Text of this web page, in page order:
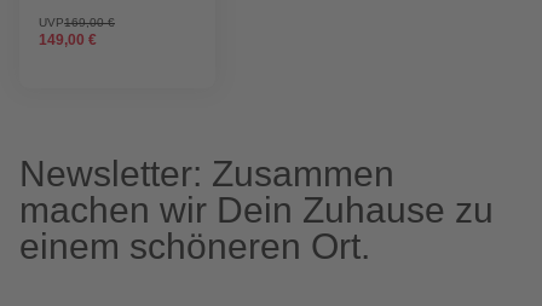
UVP169,00 €
149,00 €
Newsletter: Zusammen
machen wir Dein Zuhause zu
einem schöneren Ort.